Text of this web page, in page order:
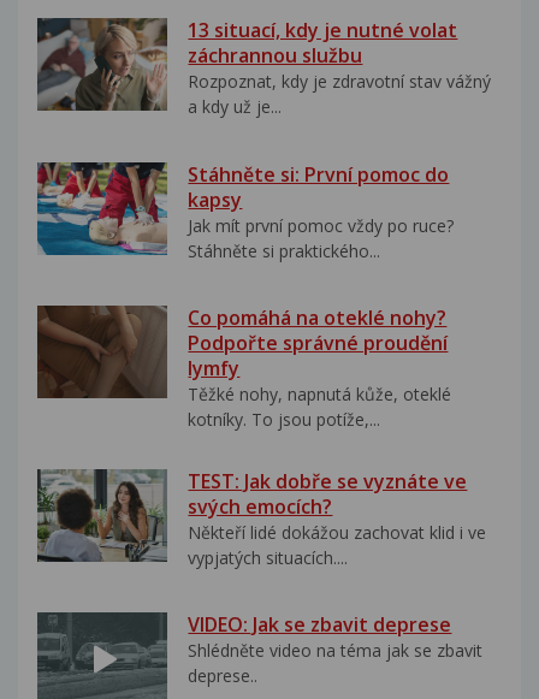
13 situací, kdy je nutné volat
záchrannou službu
Rozpoznat, kdy je zdravotní stav vážný
a kdy už je...
Stáhněte si: První pomoc do
kapsy
Jak mít první pomoc vždy po ruce?
Stáhněte si praktického...
Co pomáhá na oteklé nohy?
Podpořte správné proudění
lymfy
Těžké nohy, napnutá kůže, oteklé
kotníky. To jsou potíže,...
TEST: Jak dobře se vyznáte ve
svých emocích?
Někteří lidé dokážou zachovat klid i ve
vypjatých situacích....
VIDEO: Jak se zbavit deprese
Shlédněte video na téma jak se zbavit
deprese..